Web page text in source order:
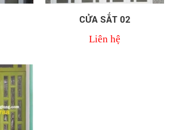
CỬA SẮT 02
Liên hệ